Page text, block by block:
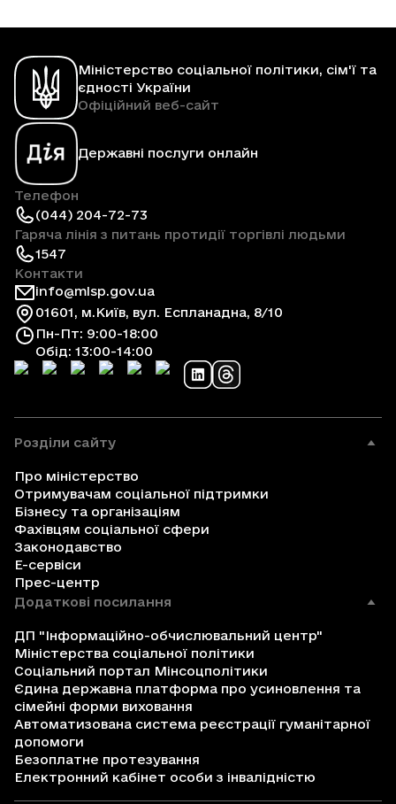
Міністерство соціальної політики, сім'ї та
єдності України
Офіційний веб-сайт
Державні послуги онлайн
Телефон
(044) 204-72-73
Гаряча лінія з питань протидії торгівлі людьми
1547
Контакти
info@mlsp.gov.ua
01601, м.Київ, вул. Еспланадна, 8/10
Пн-Пт: 9:00-18:00
Обід: 13:00-14:00
Розділи сайту
Про міністерство
Отримувачам соціальної підтримки
Бізнесу та організаціям
Фахівцям соціальної сфери
Законодавство
Е-сервіси
Прес-центр
Додаткові посилання
ДП "Інформаційно-обчислювальний центр"
Міністерства соціальної політики
Соціальний портал Мінсоцполітики
Єдина державна платформа про усиновлення та
сімейні форми виховання
Автоматизована система реєстрації гуманітарної
допомоги
Безоплатне протезування
Електронний кабінет особи з інвалідністю